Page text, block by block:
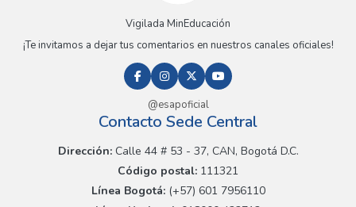
Vigilada MinEducación
¡Te invitamos a dejar tus comentarios en nuestros canales oficiales!
@esapoficial
Contacto Sede Central
Dirección:Calle 44 # 53 - 37, CAN, Bogotá D.C.
Código postal: 111321
Línea Bogotá:(+57) 601 7956110